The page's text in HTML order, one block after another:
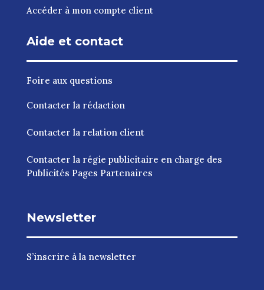
Accéder à mon compte client
Aide et contact
Foire aux questions
Contacter la rédaction
Contacter la relation client
Contacter la régie publicitaire en charge des
Publicités Pages Partenaires
Newsletter
S’inscrire à la newsletter